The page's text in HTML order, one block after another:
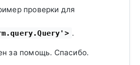
проверки для
.
за помощь. Спасибо.